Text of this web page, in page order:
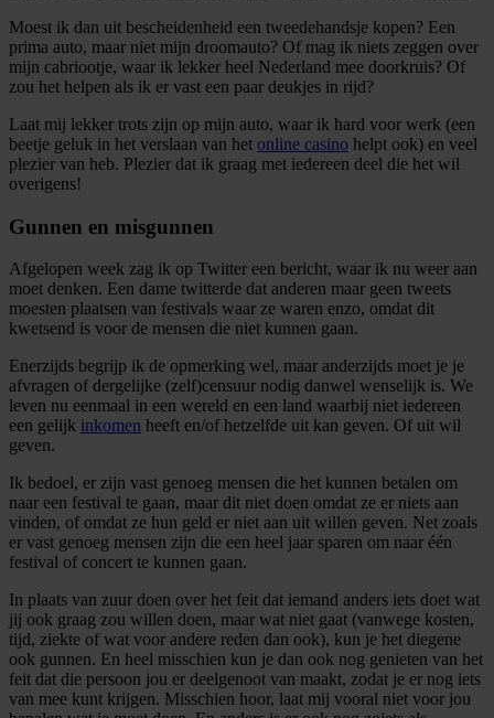
Moest ik dan uit bescheidenheid een tweedehandsje kopen? Een
prima auto, maar niet mijn droomauto? Of mag ik niets zeggen over
mijn cabriootje, waar ik lekker heel Nederland mee doorkruis? Of
zou het helpen als ik er vast een paar deukjes in rijd?
Laat mij lekker trots zijn op mijn auto, waar ik hard voor werk (een
beetje geluk in het verslaan van het online casino helpt ook) en veel
plezier van heb. Plezier dat ik graag met iedereen deel die het wil
overigens!
Gunnen en misgunnen
Afgelopen week zag ik op Twitter een bericht, waar ik nu weer aan
moet denken. Een dame twitterde dat anderen maar geen tweets
moesten plaatsen van festivals waar ze waren enzo, omdat dit
kwetsend is voor de mensen die niet kunnen gaan.
Enerzijds begrijp ik de opmerking wel, maar anderzijds moet je je
afvragen of dergelijke (zelf)censuur nodig danwel wenselijk is. We
leven nu eenmaal in een wereld en een land waarbij niet iedereen
een gelijk inkomen heeft en/of hetzelfde uit kan geven. Of uit wil
geven.
Ik bedoel, er zijn vast genoeg mensen die het kunnen betalen om
naar een festival te gaan, maar dit niet doen omdat ze er niets aan
vinden, of omdat ze hun geld er niet aan uit willen geven. Net zoals
er vast genoeg mensen zijn die een heel jaar sparen om naar één
festival of concert te kunnen gaan.
In plaats van zuur doen over het feit dat iemand anders iets doet wat
jij ook graag zou willen doen, maar wat niet gaat (vanwege kosten,
tijd, ziekte of wat voor andere reden dan ook), kun je het diegene
ook gunnen. En heel misschien kun je dan ook nog genieten van het
feit dat die persoon jou er deelgenoot van maakt, zodat je er nog iets
van mee kunt krijgen. Misschien hoor, laat mij vooral niet voor jou